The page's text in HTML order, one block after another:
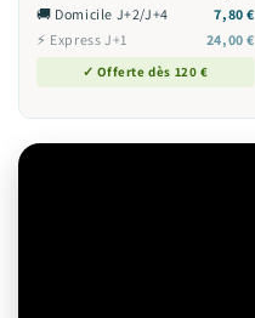
🚚 Domicile J+2/J+4
7,80 €
⚡ Express J+1
24,00 €
✓ Offerte dès 120 €